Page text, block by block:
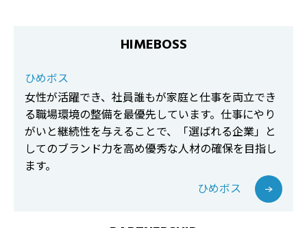
HIMEBOSS
ひめボス
女性が活躍でき、社員誰もが家庭と仕事を両立でき
る職場環境の整備を最優先しています。仕事にやり
がいと継続性を与えることで、「選ばれる企業」と
してのブランド力を高め優秀な人材の確保を目指し
ます。
ひめボス